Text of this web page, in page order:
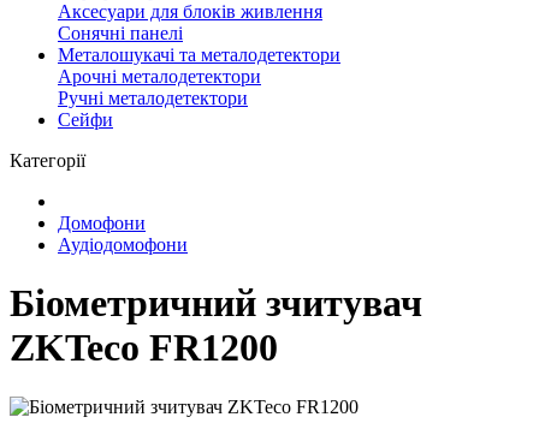
Аксесуари для блоків живлення
Сонячні панелі
Металошукачі та металодетектори
Арочні металодетектори
Ручні металодетектори
Сейфи
Категорії
Домофони
Аудіодомофони
Біометричний зчитувач
ZKTeco FR1200